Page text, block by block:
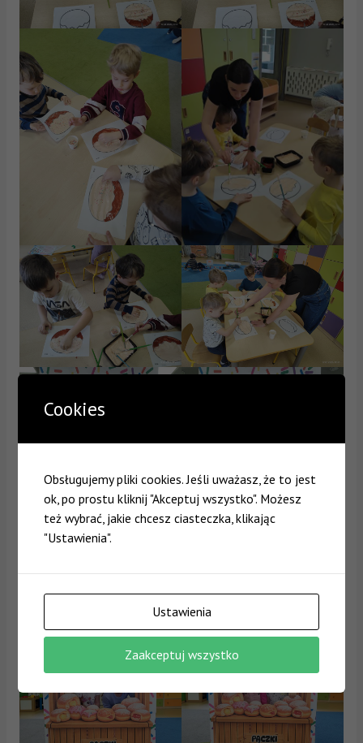
Cookies
Obsługujemy pliki cookies. Jeśli uważasz, że to jest
ok, po prostu kliknij "Akceptuj wszystko". Możesz
też wybrać, jakie chcesz ciasteczka, klikając
"Ustawienia".
Ustawienia
Zaakceptuj wszystko